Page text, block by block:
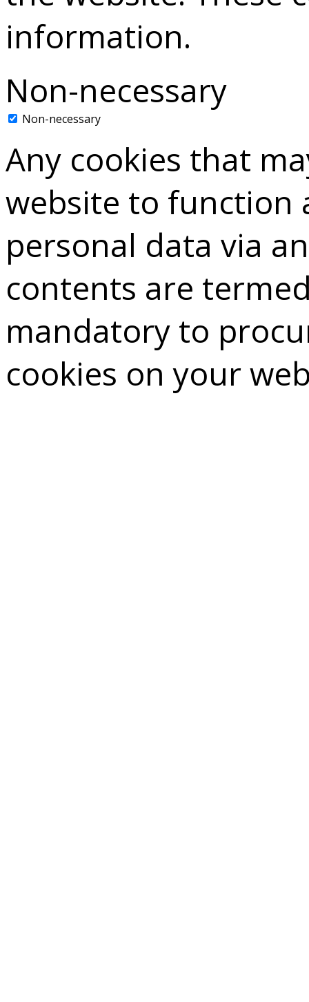
information.
Non-necessary
Non-necessary
Any cookies that
website to function
personal data via
contents are
mandatory to
cookies on your